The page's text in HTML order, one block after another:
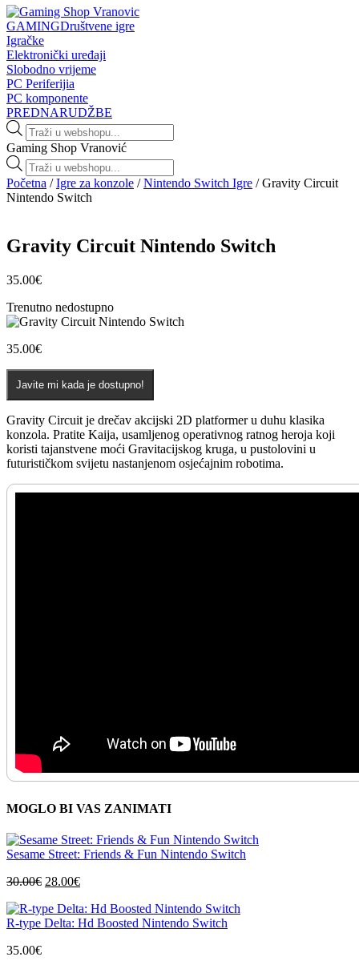
GAMINGDruštvene igre
Igračke
Elektronički uređaji
Slobodno vrijeme
PC Periferijia
PC komponente
PREDNARUDŽBE
Products
search
Gaming Shop Vranović
Products
search
Početna /Igre za konzole /Nintendo Switch Igre / Gravity Circuit
Nintendo Switch
Gravity Circuit Nintendo Switch
35.00€
Trenutno nedostupno
35.00€
Javite mi kada je dostupno!
Gravity Circuit je drečav akcijski 2D platformer u duhu klasika
konzola. Pratite Kaija, usamljenog operativnog ratnog heroja koji
koristi tajanstvene moći Gravitacijskog kruga, u pustolovini u
futurističkom svijetu nastanjenom osjećajnim robotima.
MOGLO BI VAS ZANIMATI
Sesame Street: Friends & Fun Nintendo Switch
30.00€ Izvorna
bila
je:
28.00€Trenutna
je:
28.00€.
R-type Delta: Hd Boosted Nintendo Switch
35.00€